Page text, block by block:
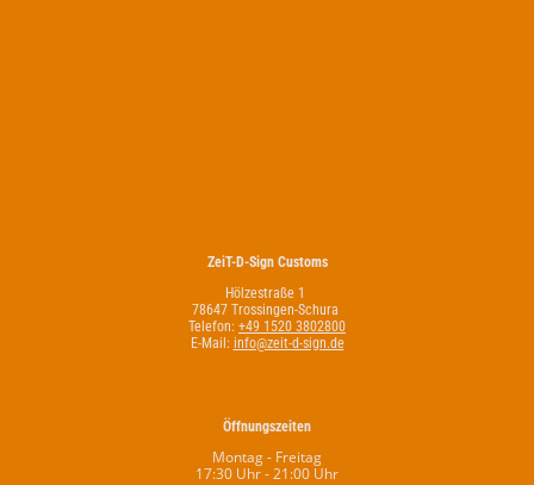
ZeiT-D-Sign Customs
Hölzestraße 1
78647 Trossingen-Schura
Telefon: +49 1520 3802800
E-Mail: info@zeit-d-sign.de
Öffnungszeiten
Montag - Freitag
17:30 Uhr - 21:00 Uhr